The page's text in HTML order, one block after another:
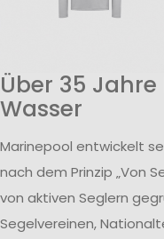
Über 35
Wasser
Marinepool entwickelt
nach dem Prinzip „Von
von aktiven Seglern
Segelvereinen,